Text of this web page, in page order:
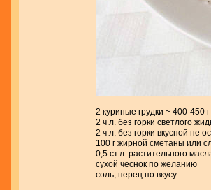
2 куриные грудки ~ 400-450 г
2 ч.л. без горки светлого
2 ч.л. без горки вкусной не
100 г жирной сметаны или
0,5 ст.л. растительного
сухой чеснок по желанию
соль, перец по вкусу